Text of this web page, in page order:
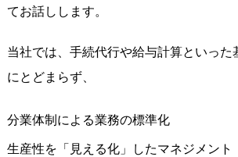
てお話しします。
当社では、手続代行や給与計算といった
にとどまらず、
分業体制による業務の標準化
生産性を「見える化」したマネジメント